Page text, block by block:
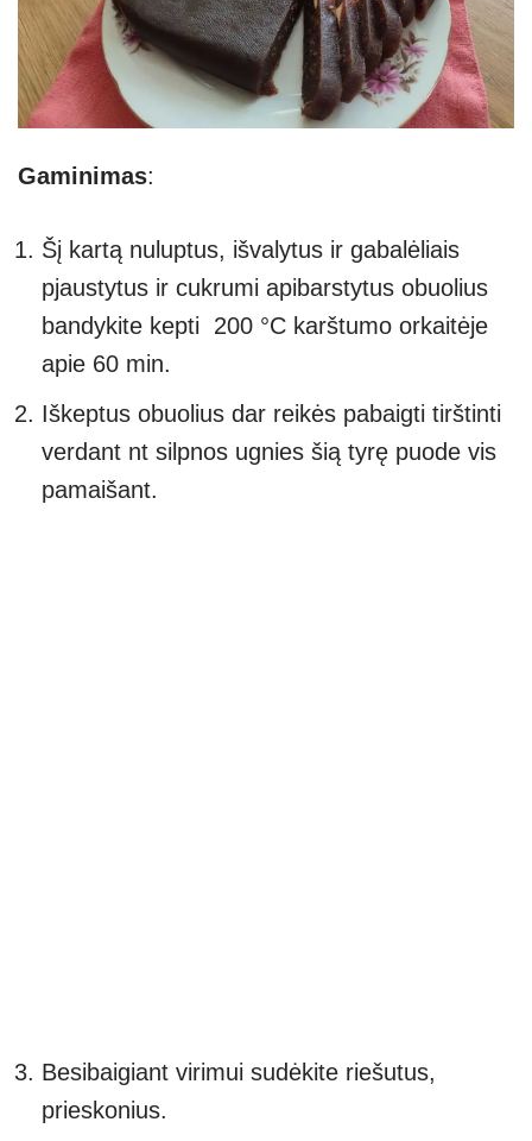
Gaminimas:
Šį kartą nuluptus, išvalytus ir gabalėliais
pjaustytus ir cukrumi apibarstytus obuolius
bandykite kepti 200 °C karštumo orkaitėje
apie 60 min.
Iškeptus obuolius dar reikės pabaigti tirštinti
verdant nt silpnos ugnies šią tyrę puode vis
pamaišant.
Besibaigiant virimui sudėkite riešutus,
prieskonius.